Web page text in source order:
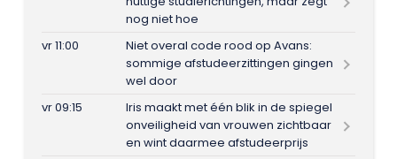
nog niet hoe
vr 11:00
Niet overal code rood op Avans:
sommige afstudeerzittingen gingen
wel door
vr 09:15
Iris maakt met één blik in de spiegel
onveiligheid van vrouwen zichtbaar
en wint daarmee afstudeerprijs